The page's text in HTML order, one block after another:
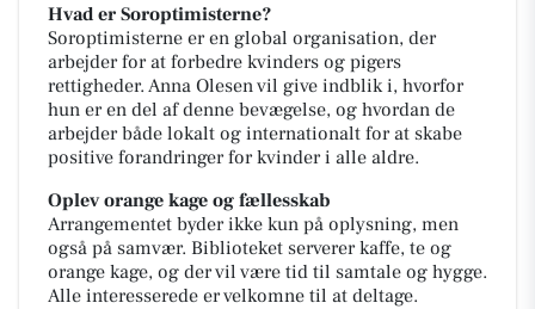
Hvad er Soroptimisterne?
Soroptimisterne er en global organisation, der
arbejder for at forbedre kvinders og pigers
rettigheder. Anna Olesen vil give indblik i, hvorfor
hun er en del af denne bevægelse, og hvordan de
arbejder både lokalt og internationalt for at skabe
positive forandringer for kvinder i alle aldre.
Oplev orange kage og fællesskab
Arrangementet byder ikke kun på oplysning, men
også på samvær. Biblioteket serverer kaffe, te og
orange kage, og der vil være tid til samtale og hygge.
Alle interesserede er velkomne til at deltage.